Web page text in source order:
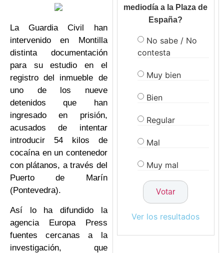
La Guardia Civil han
intervenido en Montilla
distinta documentación
para su estudio en el
registro del inmueble de
uno de los nueve
detenidos que han
ingresado en prisión,
acusados de intentar
introducir 54 kilos de
cocaína en un contenedor
con plátanos, a través del
Puerto de Marín
(Pontevedra).
Así lo ha difundido la
agencia Europa Press
fuentes cercanas a la
investigación, que
mediodía a la Plaza de
España?
No sabe / No
contesta
Muy bien
Bien
Regular
Mal
Muy mal
Ver los resultados